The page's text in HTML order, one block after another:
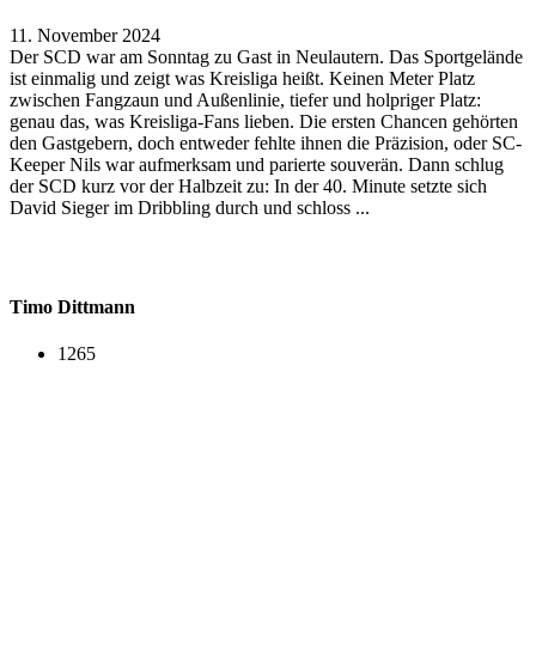
11. November 2024
Der SCD war am Sonntag zu Gast in Neulautern. Das Sportgelände
ist einmalig und zeigt was Kreisliga heißt. Keinen Meter Platz
zwischen Fangzaun und Außenlinie, tiefer und holpriger Platz:
genau das, was Kreisliga-Fans lieben. Die ersten Chancen gehörten
den Gastgebern, doch entweder fehlte ihnen die Präzision, oder SC-
Keeper Nils war aufmerksam und parierte souverän. Dann schlug
der SCD kurz vor der Halbzeit zu: In der 40. Minute setzte sich
David Sieger im Dribbling durch und schloss ...
Timo Dittmann
1265